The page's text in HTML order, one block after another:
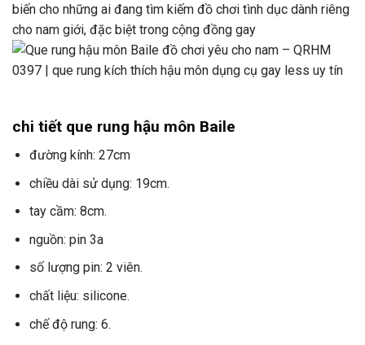
biến cho những ai đang tìm kiếm đồ chơi tình dục dành riêng
cho nam giới, đặc biệt trong cộng đồng gay
chi tiết que rung hậu môn Baile
đường kính: 27cm
chiều dài sử dụng: 19cm.
tay cầm: 8cm.
nguồn: pin 3a
số lượng pin: 2 viên.
chất liệu: silicone.
chế độ rung: 6.